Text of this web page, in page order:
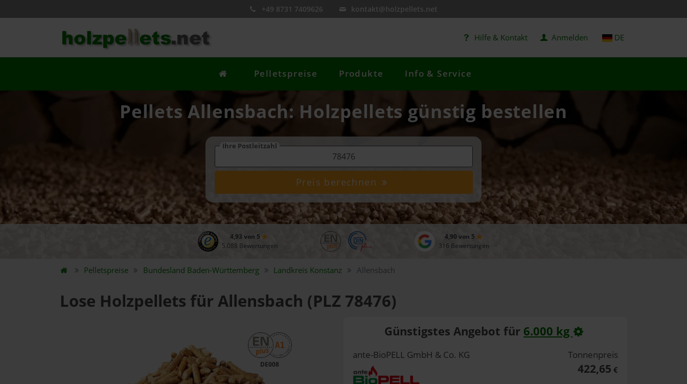
+49 8731 7409626 kontakt@holzpellets.net
Hilfe & Kontakt Anmelden DE
Pelletspreise Produkte Info & Service
Pellets Allensbach: Holzpellets günstig bestellen
Ihre Postleitzahl
Preis berechnen
4,93 von 5
5.088 Bewertungen
4,90 von 5
316 Bewertungen
Pelletspreise Bundesland Baden-Württemberg Landkreis Konstanz Allensbach
Lose Holzpellets für Allensbach (PLZ 78476)
DE008
Günstigstes Angebot für 6.000 kg
ante-BioPELL GmbH & Co. KG Tonnenpreis
422,65 €